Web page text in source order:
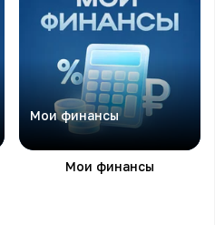
Мои финансы
Мои финансы